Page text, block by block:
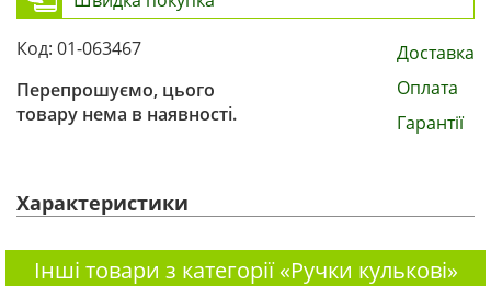
Код: 01-063467
Перепрошуємо, цього
товару нема в наявності.
Доставка
Оплата
Гарантії
Характеристики
Інші товари з категорії «Ручки кулькові»